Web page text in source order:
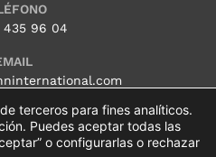
435 96 04
18.00 (CET) Viernes: 9.00
(CET)
terceros para fines analíticos.
Puedes aceptar todas las
o configurarlas o rechazar